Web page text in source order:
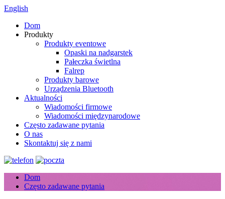
English
Dom
Produkty
Produkty eventowe
Opaski na nadgarstek
Pałeczka świetlna
Falrep
Produkty barowe
Urządzenia Bluetooth
Aktualności
Wiadomości firmowe
Wiadomości międzynarodowe
Często zadawane pytania
O nas
Skontaktuj się z nami
Dom
Często zadawane pytania